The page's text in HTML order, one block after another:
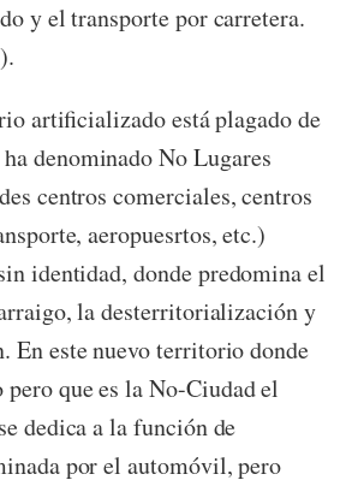
y el transporte por carretera.
artificializado está plagado de
denominado No Lugares
centros comerciales, centros
aeropuesrtos, etc.)
identidad, donde predomina el
la desterritorialización y
En este nuevo territorio donde
que es la No-Ciudad el
dedica a la función de
por el automóvil, pero